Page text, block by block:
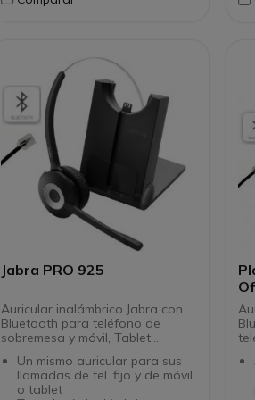
Protección acústica
imitación de cuero con luz de
busto integrada.
Alcance de hasta 30 metros
Hasta 12 horas de duración
de la batería y 13 días en
espera
Jabra PRO 925
Auricular inalámbrico Jabra con
Bluetooth para teléfono de
sobremesa y móvil, Tablet...
Un mismo auricular para sus
llamadas de tel. fijo y de móvil
o tablet